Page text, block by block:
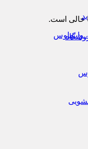
خالی است.
وایتهاوس